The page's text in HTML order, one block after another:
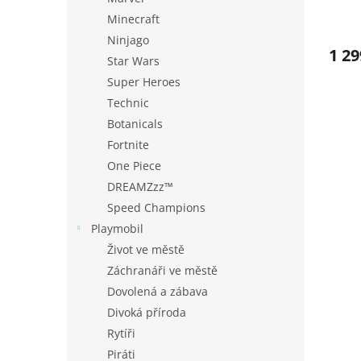
Minecraft
Ninjago
Star Wars
Super Heroes
Technic
Botanicals
Fortnite
One Piece
DREAMZzz™
Speed Champions
Playmobil
Život ve městě
Záchranáři ve městě
Dovolená a zábava
Divoká příroda
Rytíři
Piráti
1